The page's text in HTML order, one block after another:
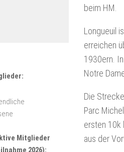
beim HM.
Longueuil
erreichen
1930ern.
Notre
Die
Parc
ersten 10k
aus der